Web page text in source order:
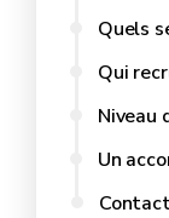
Quels
Qui
Niveau
Un